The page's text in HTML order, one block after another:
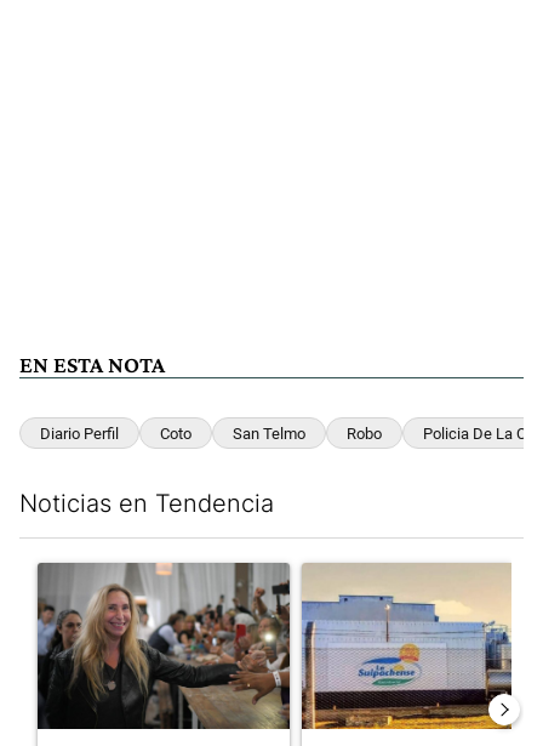
EN ESTA NOTA
Diario Perfil Coto San Telmo Robo Policia De La
Noticias en Tendencia
Un artículo de tendencia con el título "Karina Milei vuelve al